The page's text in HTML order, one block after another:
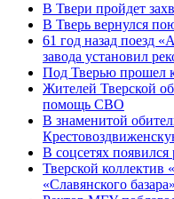
В Твери пройдет
В Тверь вернулся
61 год назад поезд
завода установил
Под Тверью прошел
Жителей Тверской
помощь СВО
В знаменитой
В соцсетях
Тверской коллектив
«Славянского